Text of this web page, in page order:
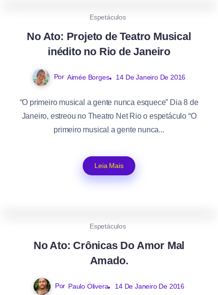
Espetáculos
No Ato: Projeto de Teatro Musical
inédito no Rio de Janeiro
Por Aimée Borges 14 De Janeiro De 2016
“O primeiro musical a gente nunca esquece” Dia 8 de
Janeiro, estreou no Theatro Net Rio o espetáculo “O
primeiro musical a gente nunca...
Leia Mais
Espetáculos
No Ato: Crônicas Do Amor Mal
Amado.
Por Paulo Olivera 14 De Janeiro De 2016